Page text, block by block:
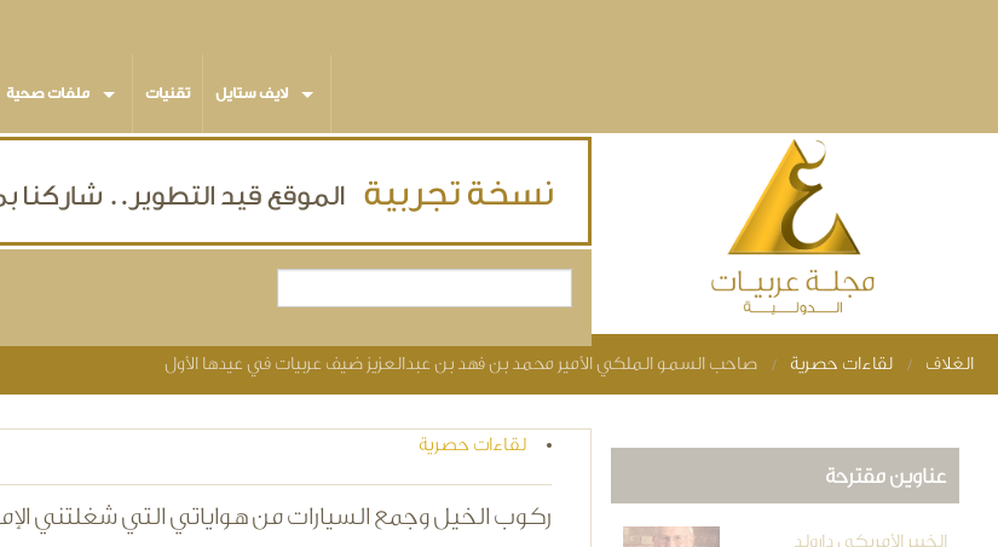
ملفات صحية تقنيات لايف ستايل
You are here
الغلاف لقاءات حصرية صاحب السمو الملكي الأمير محمد بن فهد بن عبدالعزيز ضيف عربيات في عيدها الأول
لقاءات حصرية
ركوب الخيل وجمع السيارات من هواياتي التي شغلتني
عناوين مقترحة
الخبير الأمريكي دارولد